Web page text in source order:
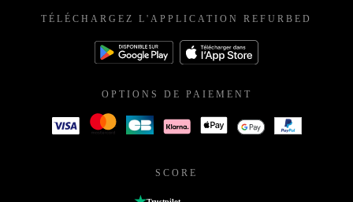
TÉLÉCHARGEZ L'APPLICATION REFURBED
OPTIONS DE PAIEMENT
SCORE